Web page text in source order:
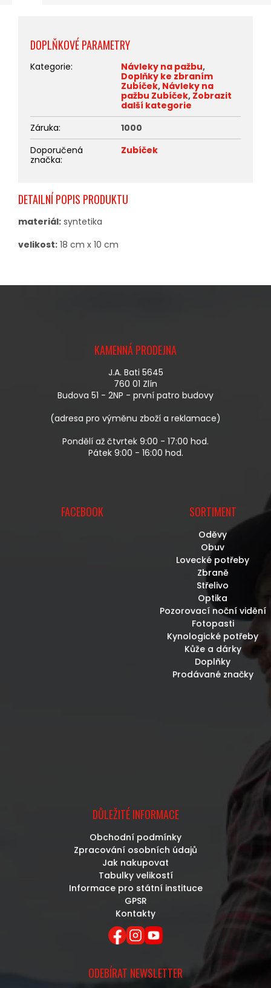
DETAILNÍ POPIS PRODUKTU
materiál: syntetika
velikost: 18 cm x 10 cm
DOPLŇKOVÉ PARAMETRY
Kategorie: Návleky na pažbu,
Doplňky ke zbraním
Zubíček, Návleky na
pažbu Zubíček, Zobrazit
další kategorie
Záruka:
1000
Doporučená
značka:
Zubíček
KAMENNÁ PRODEJNA
J.A. Bati 5645
760 01 Zlín
Budova 51 - 2NP - první patro budovy
(adresa pro výměnu zboží a reklamace)
Pondělí až čtvrtek 9:00 - 17:00 hod.
Pátek 9:00 - 16:00 hod.
FACEBOOK SORTIMENT
Oděvy
Obuv
Lovecké potřeby
Zbraně
Střelivo
Optika
Pozorovací noční vidění
Fotopasti
Kynologické potřeby
Kůže a dárky
Doplňky
Prodávané značky
DŮLEŽITÉ INFORMACE
Obchodní podmínky
Zpracování osobních údajů
Jak nakupovat
Tabulky velikostí
Informace pro státní instituce
GPSR
Kontakty
ODEBÍRAT NEWSLETTER